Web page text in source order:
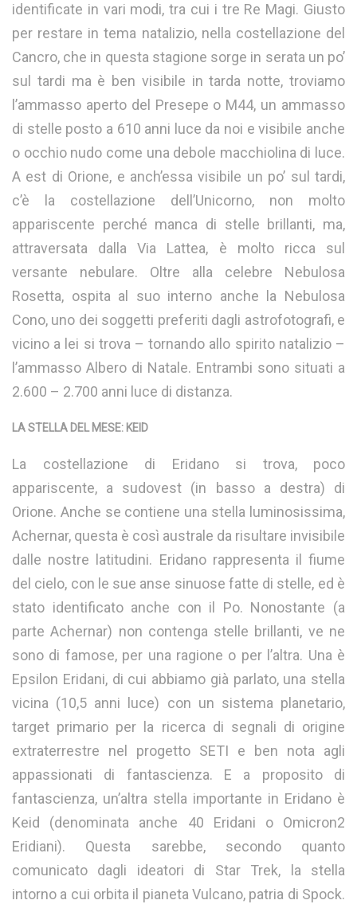
identificate in vari modi, tra cui i tre Re Magi. Giusto
per restare in tema natalizio, nella costellazione del
Cancro, che in questa stagione sorge in serata un po’
sul tardi ma è ben visibile in tarda notte, troviamo
l’ammasso aperto del Presepe o M44, un ammasso
di stelle posto a 610 anni luce da noi e visibile anche
o occhio nudo come una debole macchiolina di luce.
A est di Orione, e anch’essa visibile un po’ sul tardi,
c’è la costellazione dell’Unicorno, non molto
appariscente perché manca di stelle brillanti, ma,
attraversata dalla Via Lattea, è molto ricca sul
versante nebulare. Oltre alla celebre Nebulosa
Rosetta, ospita al suo interno anche la Nebulosa
Cono, uno dei soggetti preferiti dagli astrofotografi, e
vicino a lei si trova – tornando allo spirito natalizio –
l’ammasso Albero di Natale. Entrambi sono situati a
2.600 – 2.700 anni luce di distanza.
LA STELLA DEL MESE: KEID
La costellazione di Eridano si trova, poco
appariscente, a sudovest (in basso a destra) di
Orione. Anche se contiene una stella luminosissima,
Achernar, questa è così australe da risultare invisibile
dalle nostre latitudini. Eridano rappresenta il fiume
del cielo, con le sue anse sinuose fatte di stelle, ed è
stato identificato anche con il Po. Nonostante (a
parte Achernar) non contenga stelle brillanti, ve ne
sono di famose, per una ragione o per l’altra. Una è
Epsilon Eridani, di cui abbiamo già parlato, una stella
vicina (10,5 anni luce) con un sistema planetario,
target primario per la ricerca di segnali di origine
extraterrestre nel progetto SETI e ben nota agli
appassionati di fantascienza. E a proposito di
fantascienza, un’altra stella importante in Eridano è
Keid (denominata anche 40 Eridani o Omicron2
Eridiani). Questa sarebbe, secondo quanto
comunicato dagli ideatori di Star Trek, la stella
intorno a cui orbita il pianeta Vulcano, patria di Spock.